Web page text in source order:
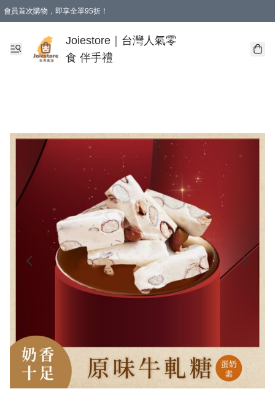
會員首次購物，即享全單95折！
購物滿 HKD 350.00即享免運費優惠！（適用於 本地送貨、本地取貨 )
Joiestore｜台灣人氣零
食 伴手禮